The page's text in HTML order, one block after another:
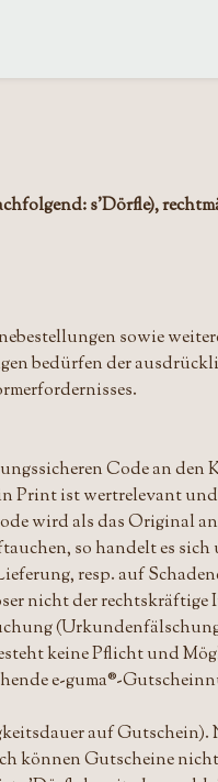
s'Dörfle),
sowie
bedürfen der
Code an
Print ist wertrelevant und
wird als das Original
so handelt es
resp. auf
nicht der
keine Pflicht und
e-guma®-
auf
können Gutscheine